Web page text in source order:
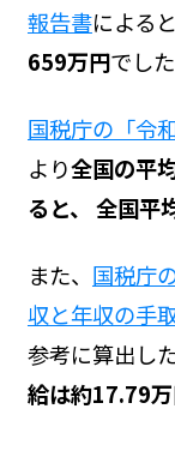
報告書によると
659万円でした
国税庁の「令
より全国の平
ると、 全国平
また、 国税庁
収と年収の手
参考に算出し
給は約17.79